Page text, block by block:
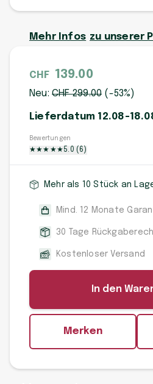
Mehr Infos zu unserer
CHF 139.00
Neu:CHF299.00 (-53%)
Lieferdatum 12.08-
Bewertungen
★★★ ★★5.0 (6 )
Mehr als 10 Stück an
Mind. 12 Monate
30 Tage
Kostenloser Versand
In den
Merken